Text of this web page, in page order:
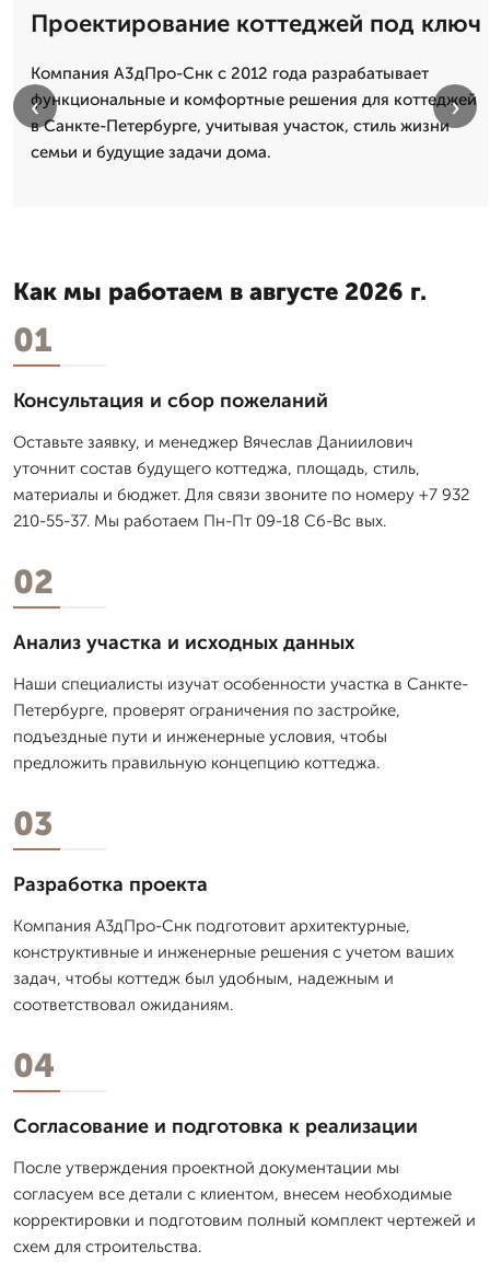
Проектирование коттеджей под ключ
Компания А3дПро-Снк с 2012 года разрабатывает
функциональные и комфортные решения для коттеджей
в Санкте-Петербурге, учитывая участок, стиль жизни
семьи и будущие задачи дома.
‹ ›
Как мы работаем в августе 2026 г.
01
Консультация и сбор пожеланий
Оставьте заявку, и менеджер Вячеслав Даниилович
уточнит состав будущего коттеджа, площадь, стиль,
материалы и бюджет. Для связи звоните по номеру +7 932
210-55-37. Мы работаем Пн-Пт 09-18 Сб-Вс вых.
02
Анализ участка и исходных данных
Наши специалисты изучат особенности участка в Санкте-
Петербурге, проверят ограничения по застройке,
подъездные пути и инженерные условия, чтобы
предложить правильную концепцию коттеджа.
03
Разработка проекта
Компания А3дПро-Снк подготовит архитектурные,
конструктивные и инженерные решения с учетом ваших
задач, чтобы коттедж был удобным, надежным и
соответствовал ожиданиям.
04
Согласование и подготовка к реализации
После утверждения проектной документации мы
согласуем все детали с клиентом, внесем необходимые
корректировки и подготовим полный комплект чертежей и
схем для строительства.